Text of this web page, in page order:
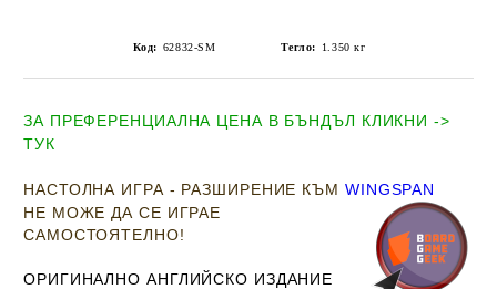
Код: 62832-SM Тегло: 1.350 кг
ЗА ПРЕФЕРЕНЦИАЛНА ЦЕНА В БЪНДЪЛ КЛИКНИ ->
ТУК
НАСТОЛНА ИГРА - РАЗШИРЕНИЕ КЪМ WINGSPAN
НЕ МОЖЕ ДА СЕ ИГРАЕ
САМОСТОЯТЕЛНО!
ОРИГИНАЛНО АНГЛИЙСКО ИЗДАНИЕ